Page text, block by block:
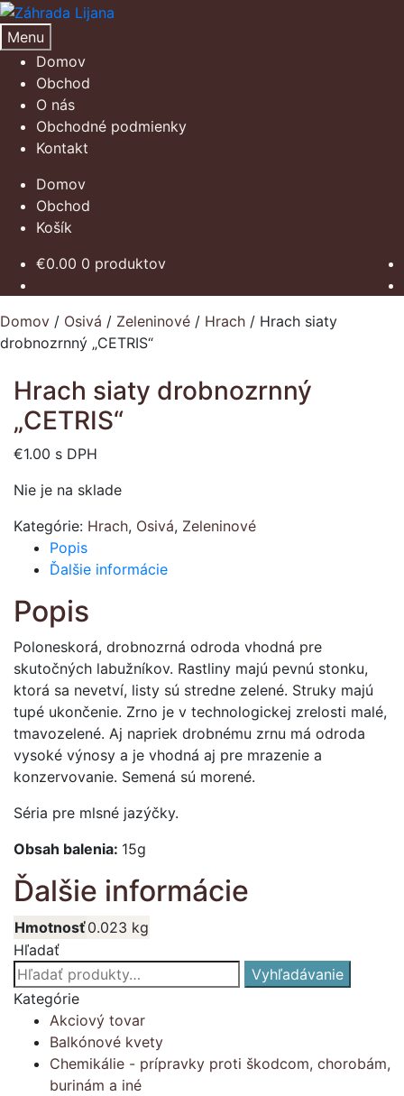
Preskočiť
na
navigáciu
Preskočiť
na
obsah
Menu
Domov
Obchod
O nás
Obchodné podmienky
Kontakt
Domov
Obchod
Košík
€0.00 0 produktov
Domov / Osivá / Zeleninové / Hrach / Hrach siaty
drobnozrnný „CETRIS“
Hrach siaty drobnozrnný
„CETRIS“
€1.00 s DPH
Nie je na sklade
Kategórie: Hrach, Osivá, Zeleninové
Popis
Ďalšie informácie
Popis
Poloneskorá, drobnozrná odroda vhodná pre
skutočných labužníkov. Rastliny majú pevnú stonku,
ktorá sa nevetví, listy sú stredne zelené. Struky majú
tupé ukončenie. Zrno je v technologickej zrelosti malé,
tmavozelené. Aj napriek drobnému zrnu má odroda
vysoké výnosy a je vhodná aj pre mrazenie a
konzervovanie. Semená sú morené.
Séria pre mlsné jazýčky.
Obsah balenia: 15g
Ďalšie informácie
Hmotnosť0.023 kg
Hľadať
Hľadať:
Vyhľadávanie
Kategórie
Akciový tovar
Balkónové kvety
Chemikálie - prípravky proti škodcom, chorobám,
burinám a iné